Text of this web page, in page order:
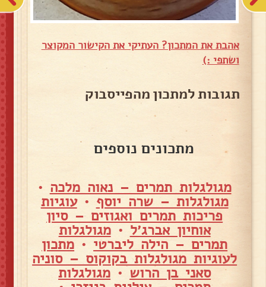
אהבת את המתכון? העתיקי את הקישור המקוצר
ושתפי :)
תגובות למתכון מהפייסבוק
מתכונים נוספים
מגולגלות תמרים – נאוה מלכה •
מגולגלות – שרה יוסף •עוגיות
פריכות תמרים ואגוזים – סיון
אוחיון אברג׳ל •מגולגלות
תמרים – הילה ליברטי • מתכון
לעוגיות מגולגלות בקוקוס – סוניה
סאני בן הרוש• מגולגלות